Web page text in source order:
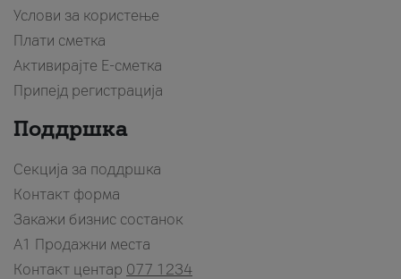
Услови за користење
Плати сметка
Активирајте Е-сметка
Припејд регистрација
Поддршка
Секција за поддршка
Контакт форма
Закажи бизнис состанок
A1 Продажни места
Контакт центар 077 1234